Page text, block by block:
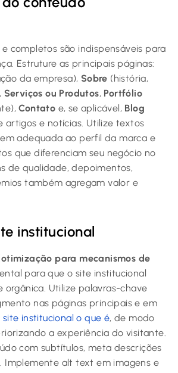
completos são indispensáveis para
Estruture as principais páginas:
da empresa), Sobre (história,
Serviços ou Produtos, Portfólio
Contato e, se aplicável, Blog
artigos e notícias. Utilize textos
adequada ao perfil da marca e
que diferenciam seu negócio no
de qualidade, depoimentos,
também agregam valor e
institucional
para mecanismos de
para que o site institucional
orgânica. Utilize palavras-chave
nas páginas principais e em
site institucional o que é, de modo
a experiência do visitante.
com subtítulos, meta descrições
Implemente alt text em imagens e